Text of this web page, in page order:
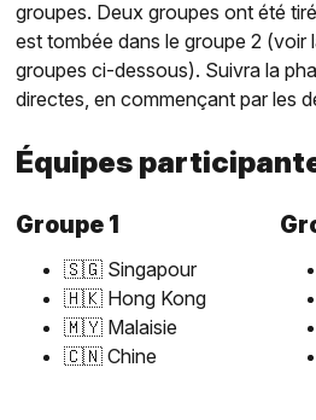
groupes. Deux groupes ont été
est tombée dans le groupe 2 (voir
groupes ci-dessous). Suivra la
directes, en commençant par les
Équipes
Groupe 1
🇸🇬 Singapour
🇭🇰 Hong Kong
🇲🇾 Malaisie
🇨🇳 Chine